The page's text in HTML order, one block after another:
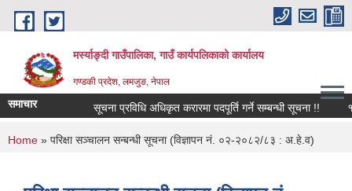
Skip to main content
मर्स्याङ्दी गाउँपालिका, गाउँ कार्यपलिकाको कार्यालय
गण्डकी प्रदेश, लमजुङ, नेपाल
समाचार सूचना प्रविधि अधिकृत करारमा पदपूर्ति गर्ने सम्बन्धी सूचना !!
You are here
Home » परिक्षा सञ्चालन सन्बन्धी सूचना (विज्ञापन नं. ०२-२०८२/८३ : अ.हे.व)